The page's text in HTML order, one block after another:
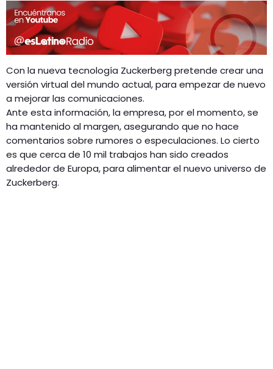
Con la nueva tecnología Zuckerberg pretende crear una
versión virtual del mundo actual, para empezar de nuevo
a mejorar las comunicaciones.
Ante esta información, la empresa, por el momento, se
ha mantenido al margen, asegurando que no hace
comentarios sobre rumores o especulaciones. Lo cierto
es que cerca de 10 mil trabajos han sido creados
alrededor de Europa, para alimentar el nuevo universo de
Zuckerberg.